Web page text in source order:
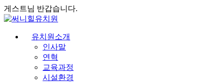
게스트님 반갑습니다.
유치원소개
인사말
연혁
교육과정
시설환경